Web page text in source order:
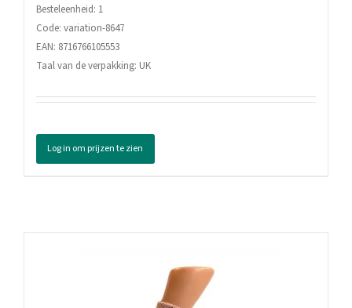
Besteleenheid: 1
Code: variation-8647
EAN: 8716766105553
Taal van de verpakking: UK
Log in om prijzen te zien